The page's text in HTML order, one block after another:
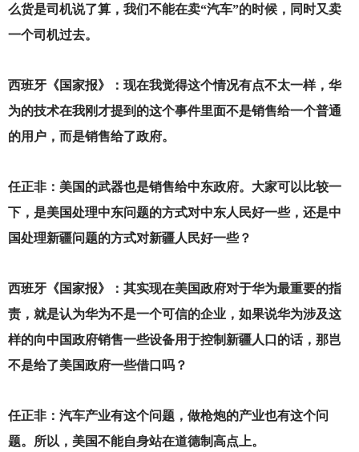
么货是司机说了算，我们不能在卖“汽车”的时候，同时又卖
一个司机过去。
西班牙《国家报》：现在我觉得这个情况有点不太一样，华
为的技术在我刚才提到的这个事件里面不是销售给一个普通
的用户，而是销售给了政府。
任正非：美国的武器也是销售给中东政府。大家可以比较一
下，是美国处理中东问题的方式对中东人民好一些，还是中
国处理新疆问题的方式对新疆人民好一些？
西班牙《国家报》：其实现在美国政府对于华为最重要的指
责，就是认为华为不是一个可信的企业，如果说华为涉及这
样的向中国政府销售一些设备用于控制新疆人口的话，那岂
不是给了美国政府一些借口吗？
任正非：汽车产业有这个问题，做枪炮的产业也有这个问
题。所以，美国不能自身站在道德制高点上。